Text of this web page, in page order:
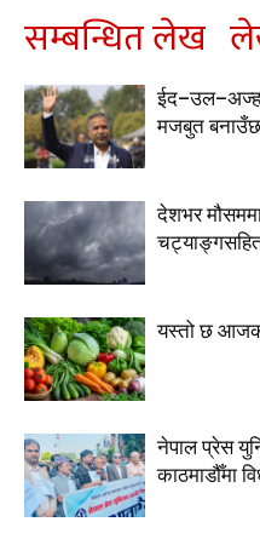
सम्बन्धित लेख
मजबुत बनाउँछ
देशभर
चट्याङ्गसहित
यस्तो छ
नेपाल प्रेस
काठमाडौँमा